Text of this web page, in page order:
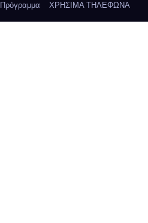
Πρόγραμμα ΧΡΗΣΙΜΑ ΤΗΛΕΦΩΝΑ